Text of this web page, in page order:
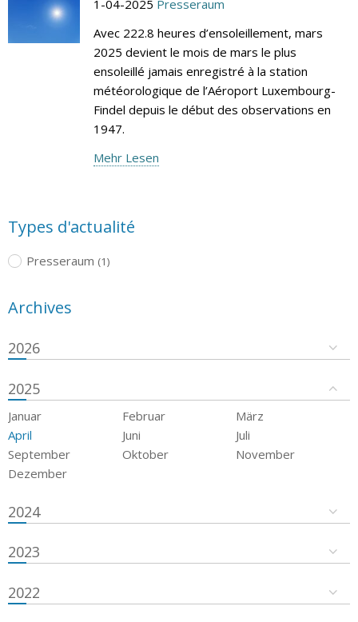
1-04-2025 Presseraum
Avec 222.8 heures d’ensoleillement, mars
2025 devient le mois de mars le plus
ensoleillé jamais enregistré à la station
météorologique de l’Aéroport Luxembourg-
Findel depuis le début des observations en
1947.
Mehr Lesen
Types d'actualité
Presseraum (1)
Archives
2026
2025
Januar Februar
März
April
Juni
Juli
September
Oktober
November
Dezember
2024
2023
2022